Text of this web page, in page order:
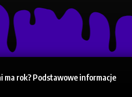
ma rok? Podstawowe informacje